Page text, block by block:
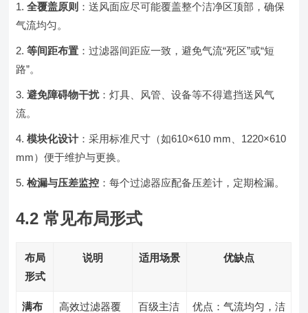
全覆盖原则 ：送风面应尽可能覆盖整个洁净区顶部，确保
气流均匀。
等间距布置 ：过滤器间距应一致，避免气流“死区”或“短
路”。
避免障碍物干扰：灯具、风管、设备等不得遮挡送风气
流。
模块化设计：采用标准尺寸（如610×610 mm、1220×610
mm）便于维护与更换。
检漏与压差监控 ：每个过滤器应配备压差计，定期检漏。
4.2 常见布局形式
布局
形式
说明 适用场景 优缺点
满布
高效过滤器覆
百级主洁
优点：气流均匀，洁